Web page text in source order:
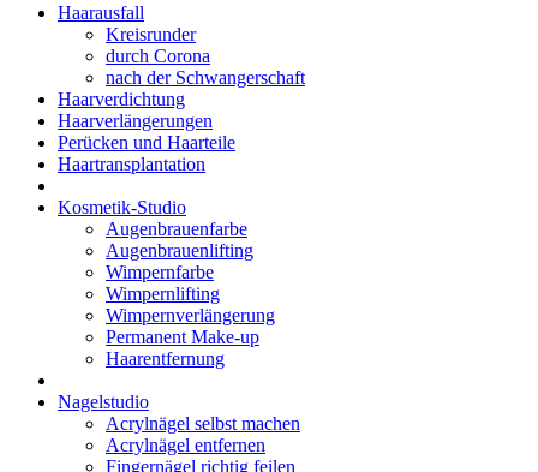
Haarausfall
Kreisrunder
durch Corona
nach der Schwangerschaft
Haarverdichtung
Haarverlängerungen
Perücken und Haarteile
Haartransplantation
Kosmetik-Studio
Augenbrauenfarbe
Augenbrauenlifting
Wimpernfarbe
Wimpernlifting
Wimpernverlängerung
Permanent Make-up
Haarentfernung
Nagelstudio
Acrylnägel selbst machen
Acrylnägel entfernen
Fingernägel richtig feilen